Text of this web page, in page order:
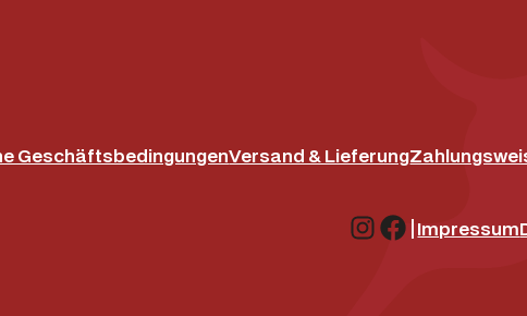
GeschäftsbedingungenVersand & Lieferung
Instagram
Facebook
|Impressum